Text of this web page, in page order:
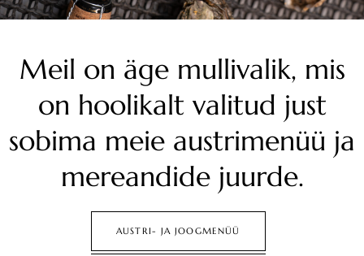
Meil on äge mullivalik, mis
on hoolikalt valitud just
sobima meie austrimenüü ja
mereandide juurde.
AUSTRI- JA JOOGMENÜÜ